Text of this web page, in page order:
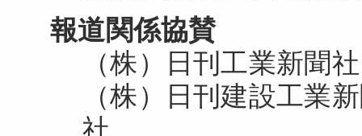
報道関係協賛
（株）日刊工業新
（株）日刊建設工業
社